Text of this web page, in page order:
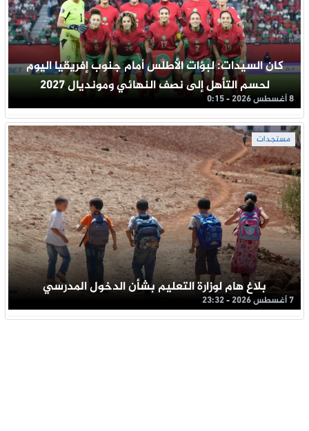
كان السيدات: لبؤات الأطلس أمام جنوب إفريقيا اليوم
لحسم التأهل إلى نصف النهائي ومونديال 2027
8 أغسطس 2026 - 0:15
مستجدات
بلاغ هام لوزارة التعليم بشأن الدخول المدرسي
7 أغسطس 2026 - 23:32